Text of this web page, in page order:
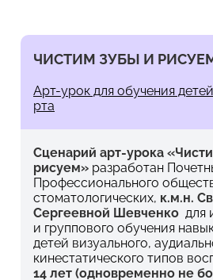
ЧИСТИМ ЗУБЫ И
Арт-урок для обучения
рта
Сценарий арт-урока
рисуем» разработан
Профессионального
стоматологических, к.м.н.
Сергеевной Шевченко для
и группового обучения
детей визуального,
кинестатического типов
14 лет (одновременно не